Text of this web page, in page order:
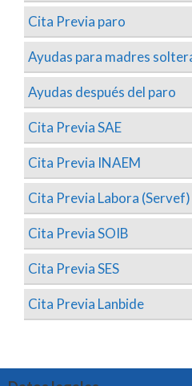
Cita Previa paro
Ayudas para madres
Ayudas después del paro
Cita Previa SAE
Cita Previa INAEM
Cita Previa Labora (Servef)
Cita Previa SOIB
Cita Previa SES
Cita Previa Lanbide